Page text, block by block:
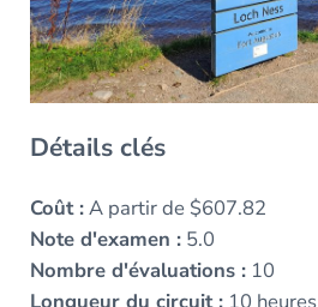
Détails clés
Coût :A partir de $607.82
Note d'examen :5.0
Nombre d'évaluations :10